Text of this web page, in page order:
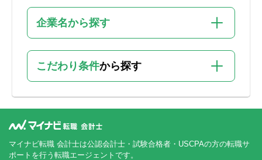
企業名から探す
こだわり条件から探す
マイナビ転職 会計士は公認会計士・試験合格者・USCPAの方の転職サ
ポートを行う転職エージェントです。